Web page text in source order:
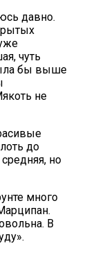
давно.
чуть
бы выше
не
до
но
много
В